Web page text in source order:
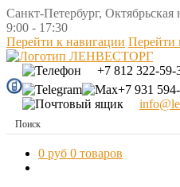
Санкт-Петербург,
9:00 - 17:30
Перейти к навигации Перейти
+7 812 322-59-
+7 931
0 руб 0 товаров